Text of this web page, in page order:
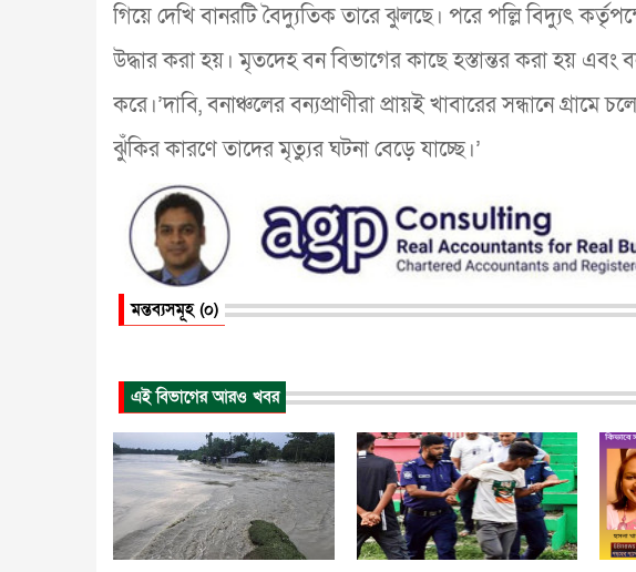
গিয়ে দেখি বানরটি বৈদ্যুতিক তারে ঝুলছে। পরে পল্লি বিদ্যুৎ
উদ্ধার করা হয়। মৃতদেহ বন বিভাগের কাছে হস্তান্তর করা হয় এবং
করে।’দাবি, বনাঞ্চলের বন্যপ্রাণীরা প্রায়ই খাবারের সন্ধানে
ঝুঁকির কারণে তাদের মৃত্যুর ঘটনা বেড়ে যাচ্ছে।’
মন্তব্যসমূহ (০)
এই বিভাগের আরও খবর